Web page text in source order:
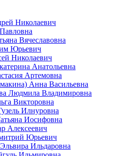
Николаевич
Вячеславовна
Юрьевич
Николаевич
Анатольевна
Артемовна
Анна Васильевна
Людмила Владимировна
Викторовна
Илнуровна
Иосифовна
Алексеевич
Юрьевич
Ильдаровна